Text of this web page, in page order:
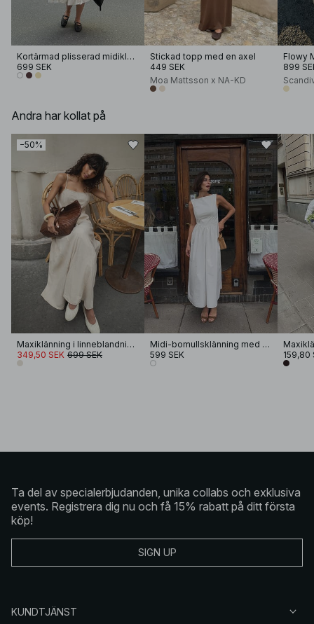
Kortärmad plisserad midiklänning i bomull
699 SEK
Stickad topp med en axel
449 SEK
Moa Mattsson x NA-KD
Flowy
899
Andra har kollat på
−50%
Maxiklänning i linneblandning med sömmar
349,50 SEK 699 SEK
Midi-bomullsklänning med båthals
599 SEK
159,80
Ta del av specialerbjudanden, unika collabs och exklusiva
events. Registrera dig nu och få 15% rabatt på ditt första
köp!
SIGN UP
KUNDTJÄNST